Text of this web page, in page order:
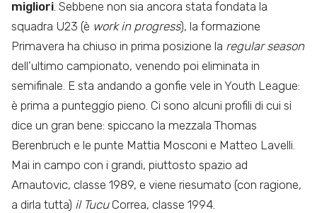
migliori. Sebbene non sia ancora stata fondata la
squadra U23 (è work in progress), la formazione
Primavera ha chiuso in prima posizione la regular season
dell’ultimo campionato, venendo poi eliminata in
semifinale. E sta andando a gonfie vele in Youth League:
è prima a punteggio pieno. Ci sono alcuni profili di cui si
dice un gran bene: spiccano la mezzala Thomas
Berenbruch e le punte Mattia Mosconi e Matteo Lavelli.
Mai in campo con i grandi, piuttosto spazio ad
Arnautovic, classe 1989, e viene riesumato (con ragione,
a dirla tutta) il TucuCorrea, classe 1994.